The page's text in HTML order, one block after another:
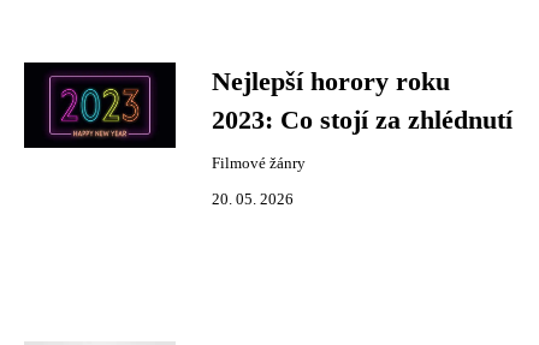
Nejlepší horory roku
2023: Co stojí za zhlédnutí
Filmové žánry
20. 05. 2026